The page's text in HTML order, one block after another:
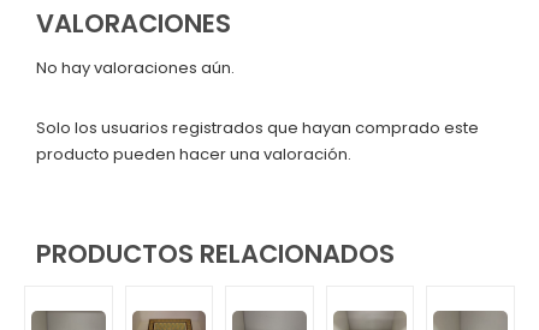
VALORACIONES
No hay valoraciones aún.
Solo los usuarios registrados que hayan comprado este
producto pueden hacer una valoración.
PRODUCTOS RELACIONADOS